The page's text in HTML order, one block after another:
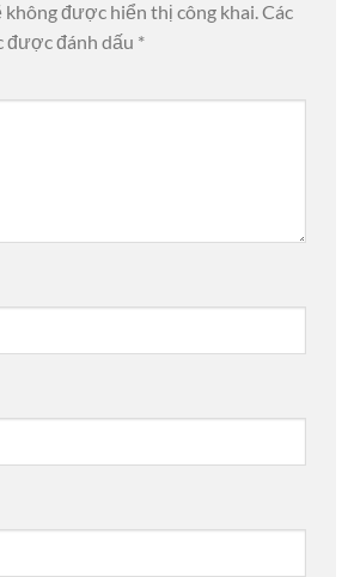
không được hiển thị công khai. Các
đánh dấu *